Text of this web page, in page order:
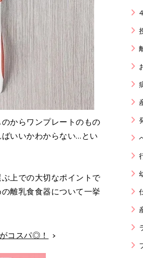
からワンプレートのもの
いいかわからない…とい
上での大切なポイントで
離乳食食器について一挙
コスパ◎！